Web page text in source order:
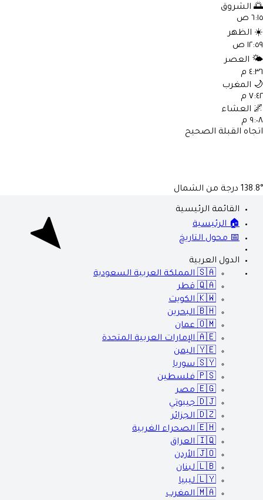
🌅 الشروق
٦:١٥ ص
☀️ الظهر
١٢:٥٩ ص
🌤️ العصر
٤:٣٦ م
🌙 المغرب
٧:٤٢ م
🌌 العشاء
٩:٠٨ م
اتجاه القبلة الصحيح
138.8° درجة من الشمال
القائمة الرئيسية
🏠 الرئيسية
📅 محول التاريخ
الدول العربية
🇸🇦 المملكة العربية السعودية
🇶🇦 قطر
🇰🇼 الكويت
🇧🇭 البحرين
🇴🇲 عمان
🇦🇪 الإمارات العربية المتحدة
🇾🇪 اليمن
🇸🇾 سوريا
🇵🇸 فلسطين
🇪🇬 مصر
🇩🇯 جيبوتي
🇩🇿 الجزائر
🇪🇭 الصحراء الغربية
🇮🇶 العراق
🇯🇴 الأردن
🇱🇧 لبنان
🇱🇾 ليبيا
🇲🇦 المغرب